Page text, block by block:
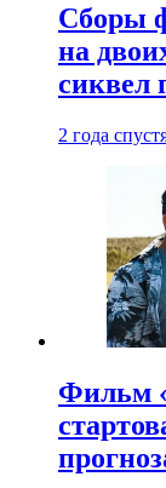
Сборы
на
сиквел
2 года
Фильм